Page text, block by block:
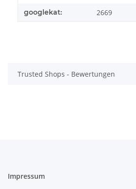
googlekat: 2669
Trusted Shops - Bewertungen
Impressum